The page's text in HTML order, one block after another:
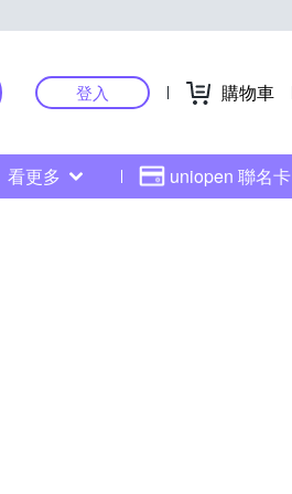
登入 購物車
看更多 uniopen 聯名卡